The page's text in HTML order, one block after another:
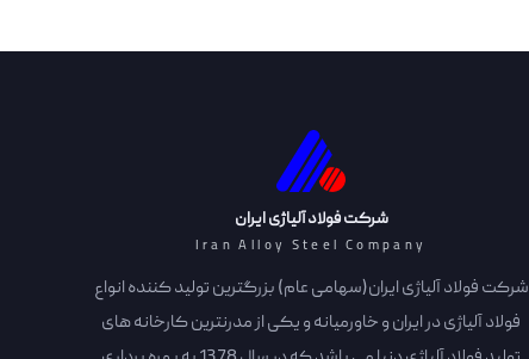
شرکت فولاد آلیاژی ایران
Iran Alloy Steel Company
شرکت فولاد آلیاژی ایران(سهامی عام) بزرگترین تولید کننده انواع
فولاد آلیاژی در ایران و خاورمیانه و یکی از مدرنترین کارخانه های